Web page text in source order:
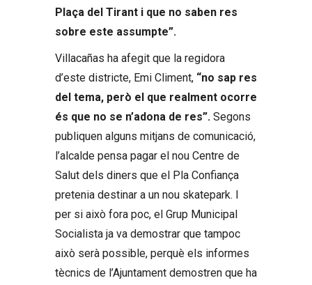
Plaça del Tirant i que no saben res
sobre este assumpte”.
Villacañas ha afegit que la regidora
d’este districte, Emi Climent, “no sap res
del tema, però el que realment ocorre
és que no se n’adona de res”. Segons
publiquen alguns mitjans de comunicació,
l’alcalde pensa pagar el nou Centre de
Salut dels diners que el Pla Confiança
pretenia destinar a un nou skatepark. I
per si això fora poc, el Grup Municipal
Socialista ja va demostrar que tampoc
això serà possible, perquè els informes
tècnics de l’Ajuntament demostren que ha